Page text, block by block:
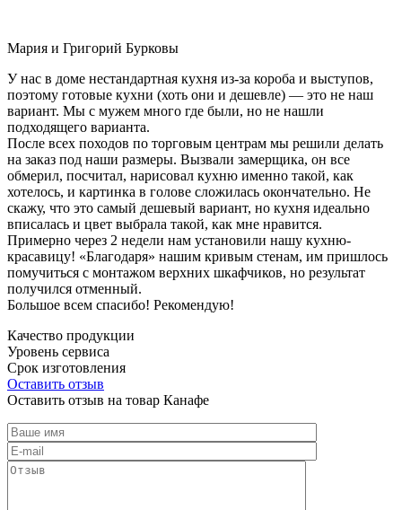
Мария и Григорий Бурковы
У нас в доме нестандартная кухня из-за короба и выступов,
поэтому готовые кухни (хоть они и дешевле) — это не наш
вариант. Мы с мужем много где были, но не нашли
подходящего варианта.
После всех походов по торговым центрам мы решили делать
на заказ под наши размеры. Вызвали замерщика, он все
обмерил, посчитал, нарисовал кухню именно такой, как
хотелось, и картинка в голове сложилась окончательно. Не
скажу, что это самый дешевый вариант, но кухня идеально
вписалась и цвет выбрала такой, как мне нравится.
Примерно через 2 недели нам установили нашу кухню-
красавицу! «Благодаря» нашим кривым стенам, им пришлось
помучиться с монтажом верхних шкафчиков, но результат
получился отменный.
Большое всем спасибо! Рекомендую!
Качество продукции
Уровень сервиса
Срок изготовления
Оставить отзыв
Оставить отзыв на товар Канафе